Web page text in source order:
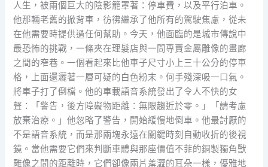
人生，被兩個巨大的陰影籠罩著：停車費，以及平行泊車。
他那輛老舊的掀背車，彷彿繼承了他所有的駕駛焦慮，從未
在他需要時提供過任何幫助。今天，他面臨的是城市傳說中
最恐怖的挑戰，一條夾在理髮店與一間專賣金屬雕像的畫廊
之間的窄巷。一個看起來比他車子尺寸小上三十公分的停車
格，上面還灑著一層可疑的白色粉末。何手殘深吸一口氣。
將車子打了倒檔。他的車載語音系統發出了令人不快的女
聲：「警告，後方障礙物距離：無限趨近於零。」「請考慮
放棄治療。」他忽略了警告，開始緩慢地倒車。他最討厭的
不是語音系統，而是那兩塊永遠在關鍵時刻自動收折的後視
鏡。當他需要它們來判斷車體與那座價值不菲的銅製獨角獸
雕像之間的距離時，它們卻像兩片羞澀的耳朵一樣，優雅地